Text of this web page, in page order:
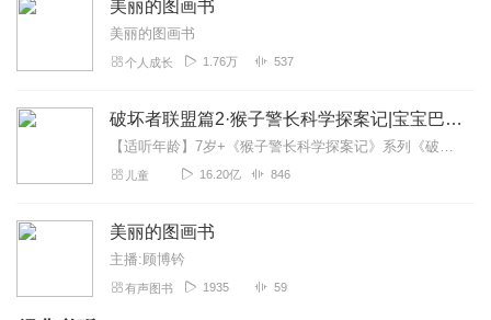
美丽的图画书
美丽的图画书
个人成长 1.76万 537
破坏者联盟篇2·猴子警长科学探案记|宝宝巴士故事
【适听年龄】7岁+《猴子警长科学探案记》系列《破坏者联盟篇1·猴子警长科学探案记》>>>《破坏者联盟篇2·猴子警长科学探案记》>>>《破坏者联盟篇3·猴子警长科...
儿童 16.20亿 846
美丽的图画书
主播:顾博钤
有声图书 1935 59